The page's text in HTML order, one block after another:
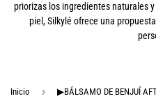
priorizas los ingredientes naturales
piel, Silkylé ofrece una
Inicio ›